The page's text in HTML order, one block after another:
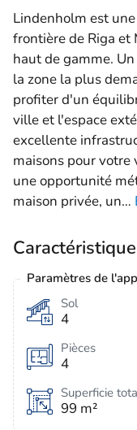
Lindenholm est
frontière de Riga et
haut de gamme.
la zone la plus
profiter d'un
ville et l'espace
excellente
maisons pour
une opportunité
maison privée, un…
Paramètres de
Sol
4
Pièces
4
Superficie
99 m²